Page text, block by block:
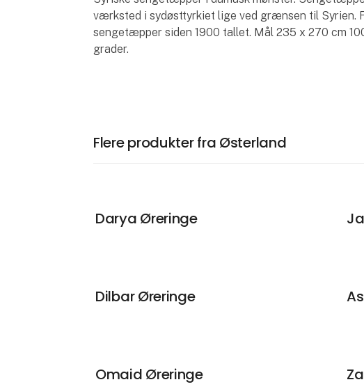
værksted i sydøsttyrkiet lige ved grænsen til Syrien.
sengetæpper siden 1900 tallet. Mål 235 x 270 cm
grader.
Flere produkter fra Østerland
Darya Øreringe
Dilbar Øreringe
Omaid Øreringe